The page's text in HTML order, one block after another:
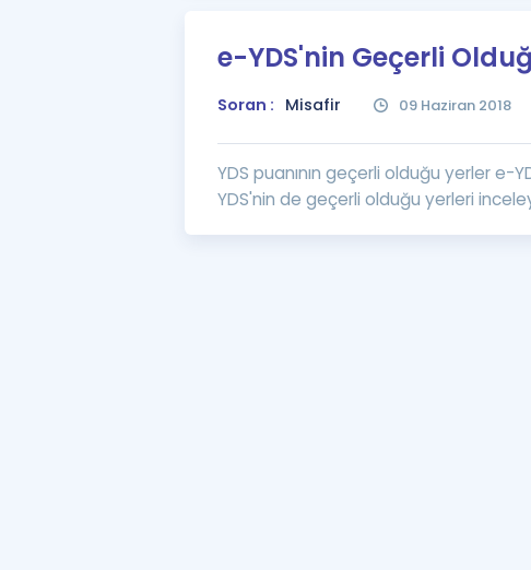
e-YDS'nin Geçerli
Soran : Misafir 09 Haziran 2018
YDS puanının geçerli olduğu yerler e-
YDS'nin de geçerli olduğu yerleri